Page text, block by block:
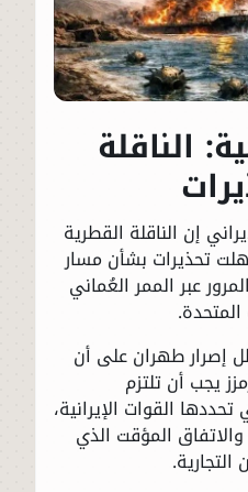
الناقلة
إن الناقلة القطرية
تحذيرات بشأن مسار
عبر الممر العُماني
المتحدة.
إصرار طهران على أن
يجب أن تلتزم
القوات الإيرانية،
المؤقت الذي